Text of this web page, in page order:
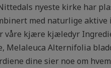
nyeste kirke har
med naturlige aktive
kjære kjæledyr
Melaleuca Alternifolia
dine sier noe om